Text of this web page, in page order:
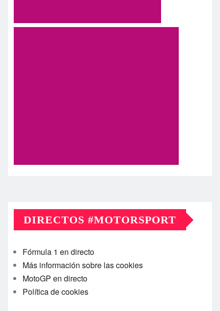
DIRECTOS #MOTORSPORT
Fórmula 1 en directo
Más información sobre las cookies
MotoGP en directo
Política de cookies